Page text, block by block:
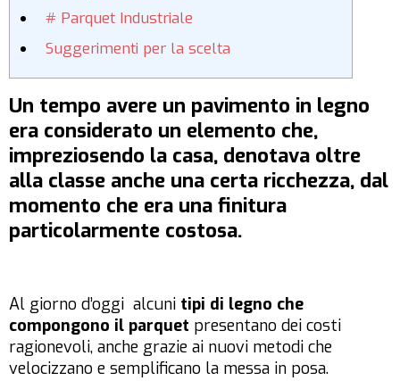
# Parquet Industriale
Suggerimenti per la scelta
Un tempo avere un pavimento in legno
era considerato un elemento che,
impreziosendo la casa, denotava oltre
alla classe anche una certa ricchezza, dal
momento che era una finitura
particolarmente costosa.
Al giorno d’oggi alcuni tipi di legno che
compongono il parquet presentano dei costi
ragionevoli, anche grazie ai nuovi metodi che
velocizzano e semplificano la messa in posa.